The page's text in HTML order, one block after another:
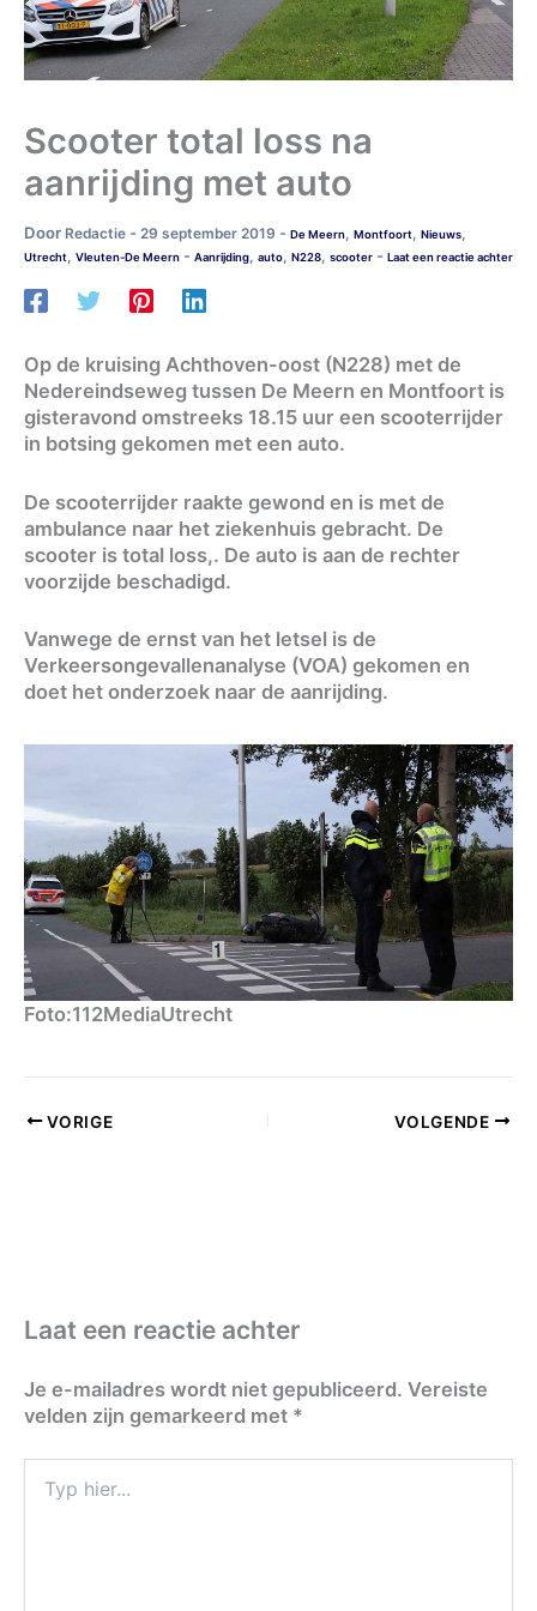
Scooter total loss na
aanrijding met auto
Door Redactie - 29 september 2019 - De Meern, Montfoort, Nieuws,
Utrecht, Vleuten-De Meern - Aanrijding, auto, N228, scooter - Laat een reactie achter
Op de kruising Achthoven-oost (N228) met de
Nedereindseweg tussen De Meern en Montfoort is
gisteravond omstreeks 18.15 uur een scooterrijder
in botsing gekomen met een auto.
De scooterrijder raakte gewond en is met de
ambulance naar het ziekenhuis gebracht. De
scooter is total loss,. De auto is aan de rechter
voorzijde beschadigd.
Vanwege de ernst van het letsel is de
Verkeersongevallenanalyse (VOA) gekomen en
doet het onderzoek naar de aanrijding.
Foto:112MediaUtrecht
VORIGE VOLGENDE
Laat een reactie achter
Je e-mailadres wordt niet gepubliceerd. Vereiste
velden zijn gemarkeerd met *
hier...